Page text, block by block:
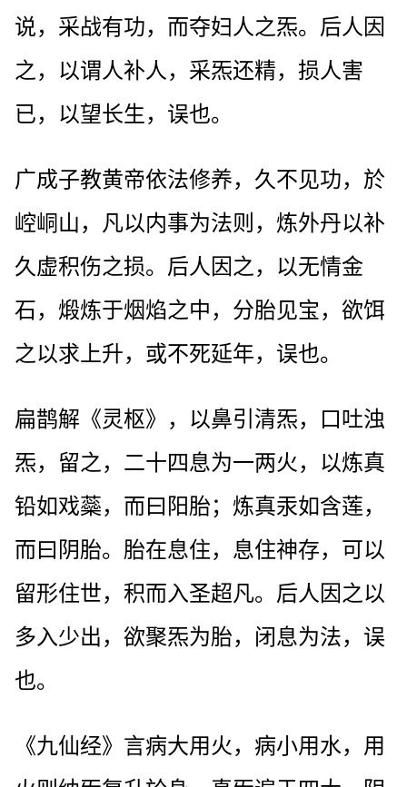
说，采战有功，而夺妇人之炁。后人因
之，以谓人补人，采炁还精，损人害
已，以望长生，误也。
广成子教黄帝依法修养，久不见功，於
崆峒山，凡以内事为法则，炼外丹以补
久虚积伤之损。后人因之，以无情金
石，煅炼于烟焰之中，分胎见宝，欲饵
之以求上升，或不死延年，误也。
扁鹊解《灵枢》，以鼻引清炁，口吐浊
炁，留之，二十四息为一两火，以炼真
铅如戏蘂，而曰阳胎；炼真汞如含莲，
而曰阴胎。胎在息住，息住神存，可以
留形住世，积而入圣超凡。后人因之以
多入少出，欲聚炁为胎，闭息为法，误
也。
《九仙经》言病大用火，病小用水，用